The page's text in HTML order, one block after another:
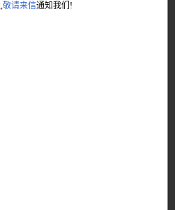
敬请来信通知我们!